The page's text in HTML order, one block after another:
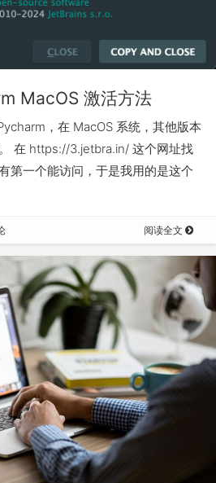
MacOS 激活方法
，在 MacOS 系统，其他版本
在 https://3.jetbra.in/ 这个网址找
第一个能访问，于是我用的是这个
阅读全文